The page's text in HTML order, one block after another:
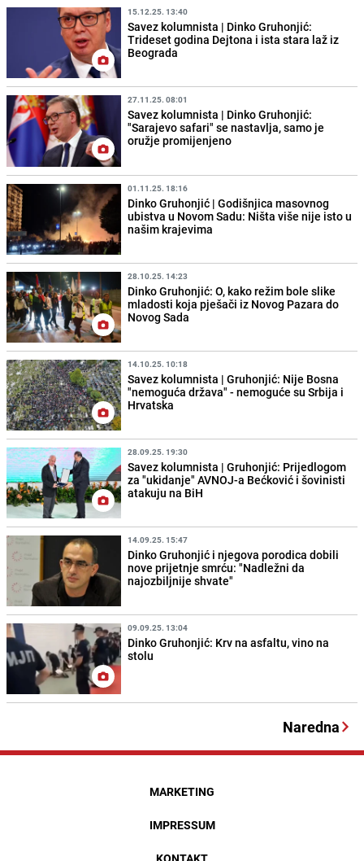
15.12.25. 13:40
Savez kolumnista | Dinko Gruhonjić:
Trideset godina Dejtona i ista stara laž iz
Beograda
27.11.25. 08:01
Savez kolumnista | Dinko Gruhonjić:
"Sarajevo safari" se nastavlja, samo je
oružje promijenjeno
01.11.25. 18:16
Dinko Gruhonjić | Godišnjica masovnog
ubistva u Novom Sadu: Ništa više nije isto u
našim krajevima
28.10.25. 14:23
Dinko Gruhonjić: O, kako režim bole slike
mladosti koja pješači iz Novog Pazara do
Novog Sada
14.10.25. 10:18
Savez kolumnista | Gruhonjić: Nije Bosna
"nemoguća država" - nemoguće su Srbija i
Hrvatska
28.09.25. 19:30
Savez kolumnista | Gruhonjić: Prijedlogom
za "ukidanje" AVNOJ-a Bećković i šovinisti
atakuju na BiH
14.09.25. 15:47
Dinko Gruhonjić i njegova porodica dobili
nove prijetnje smrću: "Nadležni da
najozbiljnije shvate"
09.09.25. 13:04
Dinko Gruhonjić: Krv na asfaltu, vino na
stolu
Naredna
MARKETING
IMPRESSUM